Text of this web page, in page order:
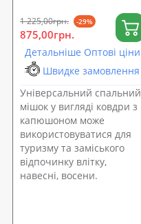
1 225,00грн. -29%
875,00грн.
Детальніше Оптові ціни
Швидке замовлення
Універсальний спальний
мішок у вигляді ковдри з
капюшоном може
використовуватися для
туризму та заміського
відпочинку влітку,
навесні, восени.